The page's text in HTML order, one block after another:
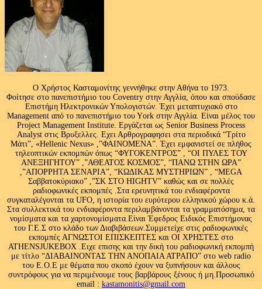
Ο Χρήστος Κασταμονίτης γεννήθηκε στην Αθήνα το 1973.
Φοίτησε στο πανεπιστήμιο του Coventry στην Αγγλία, όπου και σπούδασε
Επιστήμη Ηλεκτρονικών Υπολογιστών. Έχει μεταπτυχιακό στο
Management από το πανεπιστήμιο του Υork στην Αγγλία. Είναι μέλος του
Project Management Institute. Εργάζεται ως Senior Business Process
Analyst στις Βρυξελλες. Εχει Αρθρογραφησει στα περιοδικά “Τρίτο
Μάτι”, «Hellenic Nexus» ,”ΦΑΙΝΟΜΕΝΑ”. Έχει εμφανιστεί σε πλήθος
τηλεοπτικών εκπομπών όπως “ΦΥΓΟΚΕΝΤΡΟΣ” , “ΟΙ ΠΥΛΕΣ ΤΟΥ
ΑΝΕΞΗΓΗΤΟΥ” ,”ΑΘΕΑΤΟΣ ΚΟΣΜΟΣ”, “ΠΑΝΩ ΣΤΗΝ ΩΡΑ”
,”ΑΠΟΡΡΗΤΑ ΣΕΝΑΡΙΑ”, “ΚΩΔΙΚΑΣ ΜΥΣΤΗΡΙΩΝ” , “MEGA
Σαββατοκύριακο” ,”ΣΚ ΣΤΟ HIGHTV” καθώς και σε πολλές
ραδιοφωνικές εκπομπές .Στα ερευνητικά του ενδιαφέροντα
συγκαταλέγονται τα UFO, η ιστορία του ευρύτερου ελληνικού χώρου κ.ά.
Στα συλλεκτικά του ενδιαφέροντα περιλαμβάνονται τα γραμματόσημα, τα
νομίσματα και τα χαρτονομίσματα.Είναι Έφεδρος Ειδικός Επιστήμονας
του Γ.Ε.Σ στο κλάδο των Διαβιβάσεων.Συμμετείχε στις ραδιοφωνικές
εκπομπές ΑΓΝΩΣΤΟΙ ΕΠΙΣΚΕΠΤΕΣ και ΟΙ ΧΡΗΣΤΕΣ στο
ATHENSJUKEBOX .Ειχε επισης και την δική του ραδιοφωνική εκπομπή
με τίτλο “ΔΙΑΒΑΙΝΟΝΤΑΣ ΤΗΝ ΑΝΟΠΑΙΑ ΑΤΡΑΠΟ” στο web radio
του Ε.Ο.Ε με θέματα που σκοπό έχουν να ξυπνήσουν και άλλους
συντρόφους για να περιμένουμε τους βαρβάρους ξένους ή μη.Προσωπικό
email : kastamonitis@gmail.com